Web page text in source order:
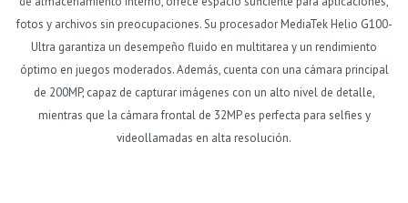
fotos y archivos sin preocupaciones. Su procesador MediaTek Helio G100-
Ultra garantiza un desempeño fluido en multitarea y un rendimiento
óptimo en juegos moderados. Además, cuenta con una cámara principal
de 200MP, capaz de capturar imágenes con un alto nivel de detalle,
mientras que la cámara frontal de 32MP es perfecta para selfies y
videollamadas en alta resolución.